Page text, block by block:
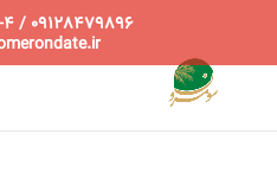
4 / 09128479896